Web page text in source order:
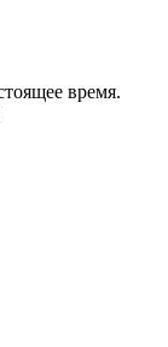
время.